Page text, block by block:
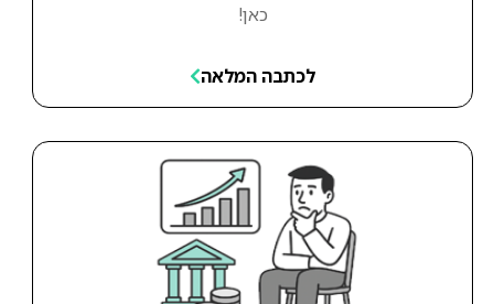
כאן!
לכתבה המלאה